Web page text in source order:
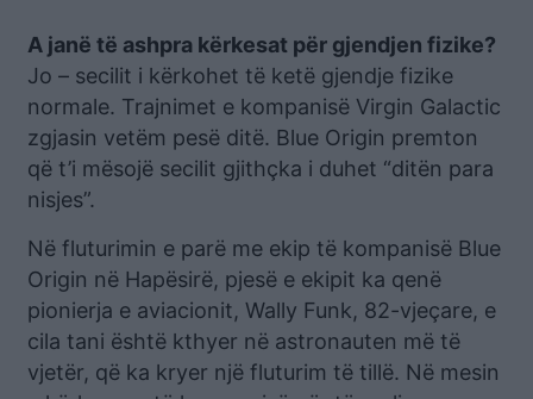
A janë të ashpra kërkesat për gjendjen fizike?
Jo – secilit i kërkohet të ketë gjendje fizike
normale. Trajnimet e kompanisë Virgin Galactic
zgjasin vetëm pesë ditë. Blue Origin premton
që t’i mësojë secilit gjithçka i duhet “ditën para
nisjes”.
Në fluturimin e parë me ekip të kompanisë Blue
Origin në Hapësirë, pjesë e ekipit ka qenë
pionierja e aviacionit, Wally Funk, 82-vjeçare, e
cila tani është kthyer në astronauten më të
vjetër, që ka kryer një fluturim të tillë. Në mesin